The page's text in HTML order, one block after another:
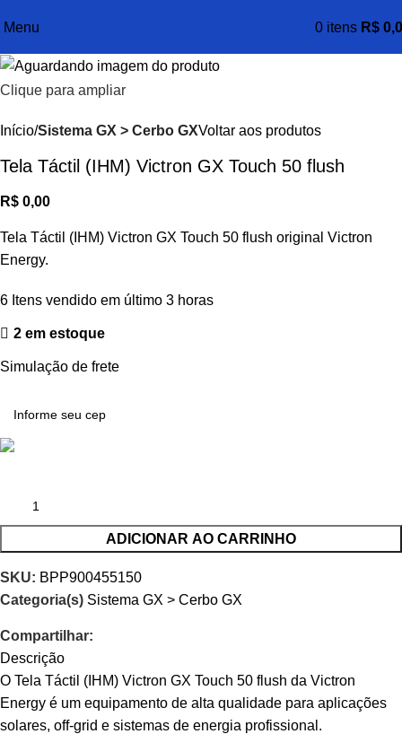
Menu 0 itens R$
Clique para ampliar
Início Sistema GX > Cerbo GXVoltar aos produtos
Tela Táctil (IHM) Victron GX Touch 50 flush
R$ 0,00
Tela Táctil (IHM) Victron GX Touch 50 flush original Victron
Energy.
6 Itens vendido em último 3 horas
2 em estoque
Simulação de frete
ADICIONAR AO CARRINHO
SKU: BPP900455150
Categoria(s) Sistema GX > Cerbo GX
Compartilhar:
Descrição
O Tela Táctil (IHM) Victron GX Touch 50 flush da Victron
Energy é um equipamento de alta qualidade para aplicações
solares, off-grid e sistemas de energia profissional.